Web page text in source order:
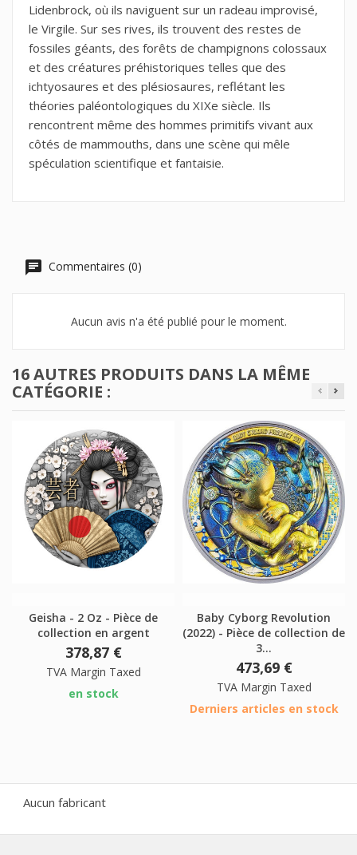
Lidenbrock, où ils naviguent sur un radeau improvisé,
le Virgile. Sur ses rives, ils trouvent des restes de
fossiles géants, des forêts de champignons colossaux
et des créatures préhistoriques telles que des
ichtyosaures et des plésiosaures, reflétant les
théories paléontologiques du XIXe siècle. Ils
rencontrent même des hommes primitifs vivant aux
côtés de mammouths, dans une scène qui mêle
spéculation scientifique et fantaisie.
Commentaires (0)
Aucun avis n'a été publié pour le moment.
16 AUTRES PRODUITS DANS LA MÊME
CATÉGORIE :
Geisha - 2 Oz - Pièce de
collection en argent
378,87 €
TVA Margin Taxed
en stock
Baby Cyborg Revolution
(2022) - Pièce de collection de
3...
473,69 €
TVA Margin Taxed
Derniers articles en stock
Aucun fabricant